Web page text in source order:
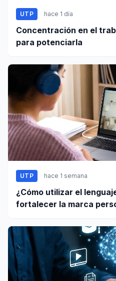
UTP hace 1 día
Concentración en el
para potenciarla
UTP hace 1 semana
¿Cómo utilizar el
fortalecer la marca